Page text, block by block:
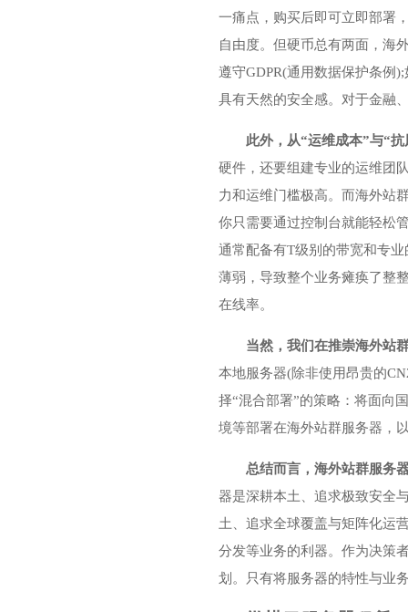
一痛点，购买后即可立即部署
自由度。但硬币总有两面，海
遵守GDPR(通用数据保护条例
具有天然的安全感。对于金融
此外，从“运维成本”与“
硬件，还要组建专业的运维团
力和运维门槛极高。而海外站
你只需要通过控制台就能轻松
通常配备有T级别的带宽和专
薄弱，导致整个业务瘫痪了整
在线率。
当然，我们在推崇海外站
本地服务器(除非使用昂贵的
择“混合部署”的策略：将面向
境等部署在海外站群服务器，
总结而言，海外站群服务
器是深耕本土、追求极致安全
土、追求全球覆盖与矩阵化运
分发等业务的利器。作为决策
划。只有将服务器的特性与业